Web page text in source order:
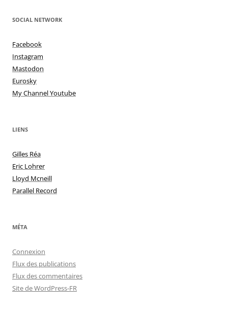
SOCIAL NETWORK
Facebook
Instagram
Mastodon
Eurosky
My Channel Youtube
LIENS
Gilles Réa
Eric Lohrer
Lloyd Mcneill
Parallel Record
MÉTA
Connexion
Flux des publications
Flux des commentaires
Site de WordPress-FR